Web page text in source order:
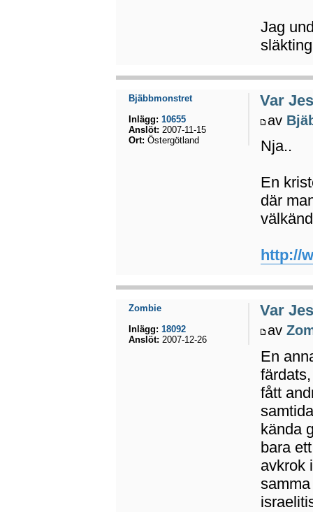
Jag
Var
av
Nja..
En
där
http://
Bjäbbmonstret
Inlägg: 10655
Anslöt: 2007-11-15
Ort: Östergötland
Var
av
En
fått
kända
bara
avkrok
Zombie
Inlägg: 18092
Anslöt: 2007-12-26